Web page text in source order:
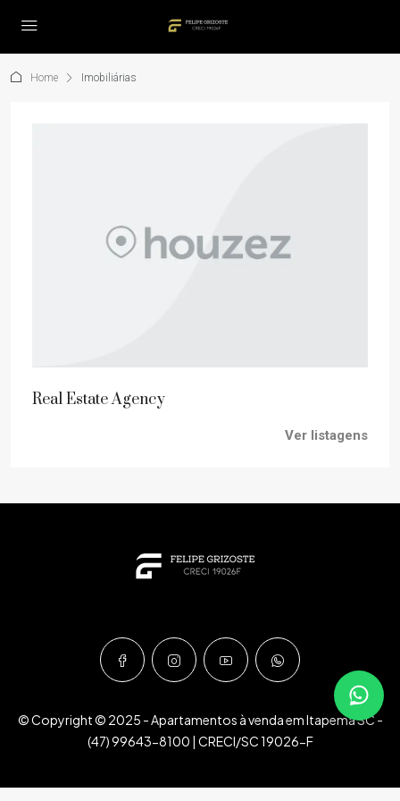
Home Imobiliárias
Real Estate Agency
Ver listagens
© Copyright © 2025 - Apartamentos à venda em Itapema SC -
(47) 99643-8100 | CRECI/SC 19026-F